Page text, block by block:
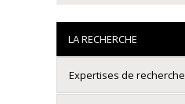
LA RECHERCHE
Expertises de recherche